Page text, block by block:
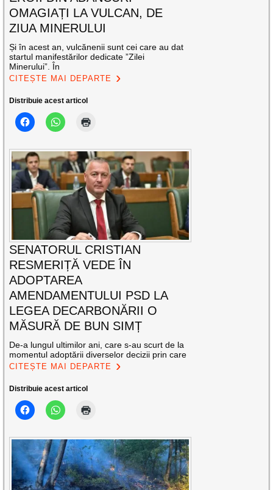
OMAGIAȚI LA VULCAN, DE
ZIUA MINERULUI
Și în acest an, vulcănenii sunt cei care au dat
startul manifestărilor dedicate ”Zilei
Minerului”. În
CITEȘTE MAI DEPARTE
Distribuie acest articol
SENATORUL CRISTIAN
RESMERIȚĂ VEDE ÎN
ADOPTAREA
AMENDAMENTULUI PSD LA
LEGEA DECARBONĂRII O
MĂSURĂ DE BUN SIMȚ
De-a lungul ultimilor ani, care s-au scurt de la
momentul adoptării diverselor decizii prin care
CITEȘTE MAI DEPARTE
Distribuie acest articol